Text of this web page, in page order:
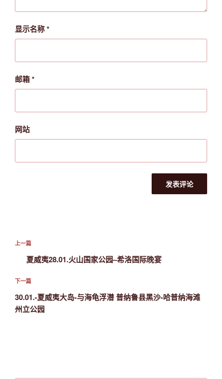
显示名称*
邮箱*
网站
文
航
上
文
章
上一篇
夏威夷28.01.火山国家公园–希洛国际晚宴
下
一
篇
下一篇
30.01.-夏威夷大岛-与海龟浮潜 普纳鲁县黑沙-哈普纳海滩
州立公园